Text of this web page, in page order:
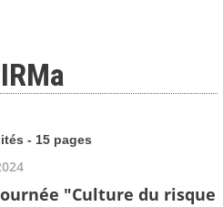
- 15 pages
"Culture du risque